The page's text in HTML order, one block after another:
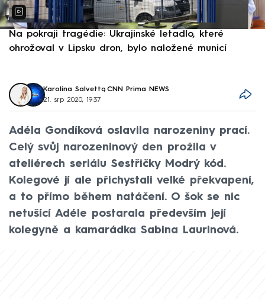
Na pokraji tragédie: Ukrajinské letadlo, které
ohrožoval v Lipsku dron, bylo naložené municí
Karolína Salvetto, CNN Prima NEWS
21. srp 2020, 19:37
Adéla Gondíková oslavila narozeniny prací.
Celý svůj narozeninový den prožila v
ateliérech seriálu Sestřičky Modrý kód.
Kolegové jí ale přichystali velké překvapení,
a to přímo během natáčení. O šok se nic
netušící Adéle postarala především její
kolegyně a kamarádka Sabina Laurinová.